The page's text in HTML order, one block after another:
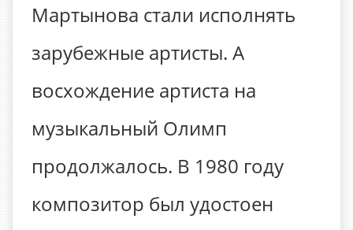
Мартынова стали исполнять
зарубежные артисты. А
восхождение артиста на
музыкальный Олимп
продолжалось. В 1980 году
композитор был удостоен